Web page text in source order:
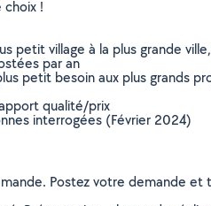
!
village à la plus grande
par an
petit besoin aux plus grands
qualité/prix
interrogées (Février 2024)
Postez votre demande